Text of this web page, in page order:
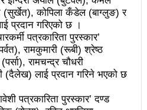
जिलिङका पुडासैनी
वटा विद्युतीय बस
कालापानी लोकार्पण
(सुर्खेत), कोपिला कँडेल (बाग्लुङ) र
प्रदान गरिएको छ ।
पत्रकारिता पुरस्कार’
रामकुमारी (रूबी) श्रेष्ठ
रामचन्द्र चौधरी
(दैलेख) लाई प्रदान गरिने भएको छ
पत्रकारिता पुरस्कार’ दण्ड